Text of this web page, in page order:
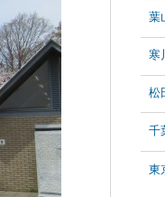
葉
寒
松
千
東